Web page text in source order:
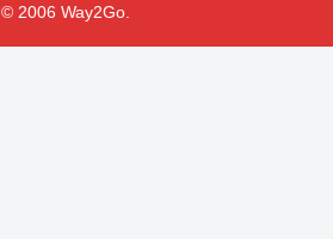
© 2006 Way2Go.